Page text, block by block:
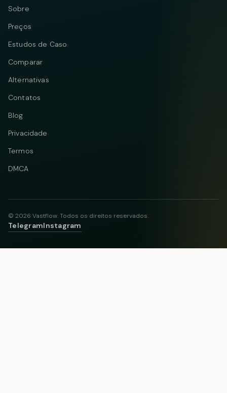
Sobre
Preços
Estudos de Caso
Comparar
Alternativas
Contatos
Blog
Privacidade
Termos
DMCA
© 2026 Vastflow. Todos os direitos reservados.
TelegramInstagram